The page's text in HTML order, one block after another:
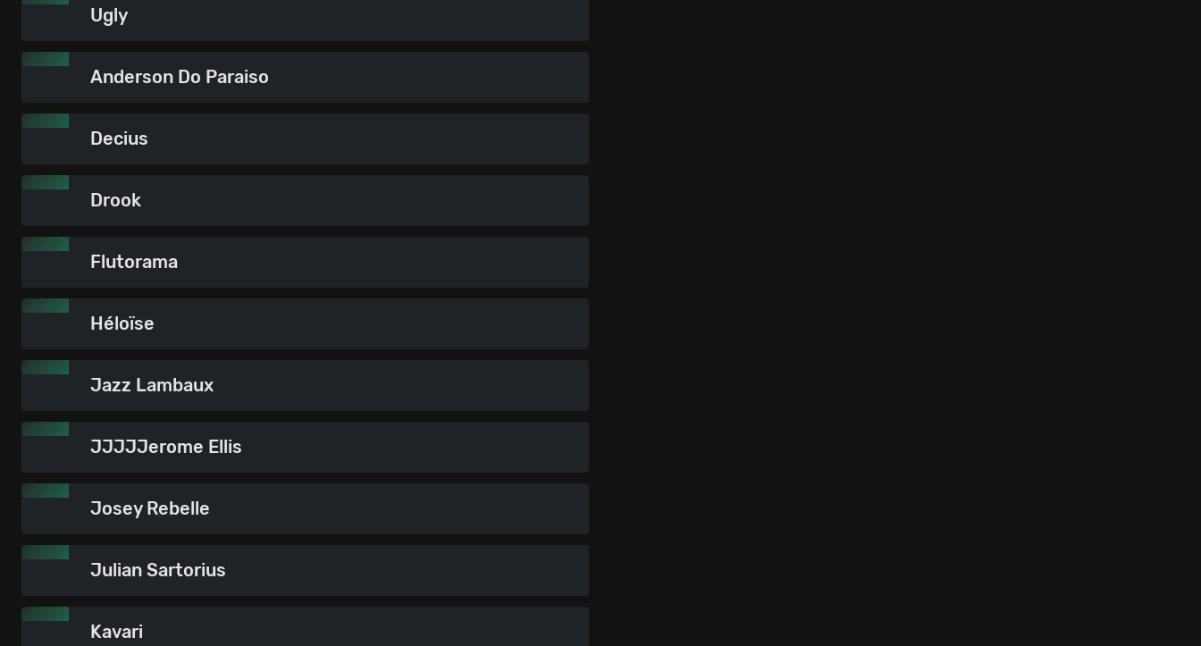
Ugly
Anderson Do Paraiso
Decius
Drook
Flutorama
Héloïse
Jazz Lambaux
JJJJJerome Ellis
Josey Rebelle
Julian Sartorius
Kavari